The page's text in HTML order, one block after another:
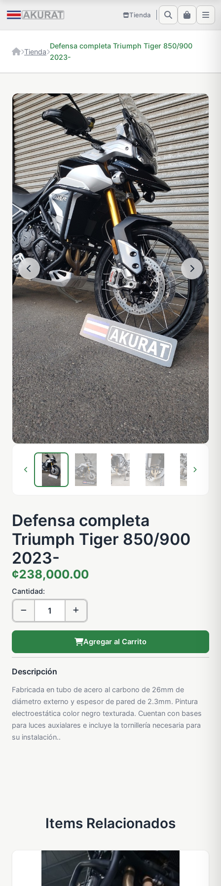
Tienda
Tienda
Defensa completa Triumph Tiger 850/900
2023-
Defensa completa
Triumph Tiger 850/900
2023-
¢238,000.00
Cantidad:
Agregar al Carrito
Descripción
Fabricada en tubo de acero al carbono de 26mm de
diámetro externo y espesor de pared de 2.3mm. Pintura
electroestática color negro texturada. Cuentan con bases
para luces auxialares e incluye la tornillería necesaria para
su instalación..
Items Relacionados